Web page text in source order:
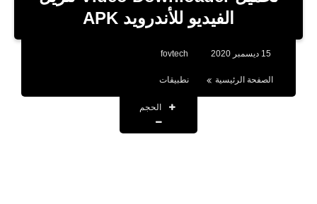
برامج كمبيوتر
الفيديو للأندرويد APK
15 ديسمبر 2020 fovtech
الصفحة الرئيسية نطبيقات
الحجم